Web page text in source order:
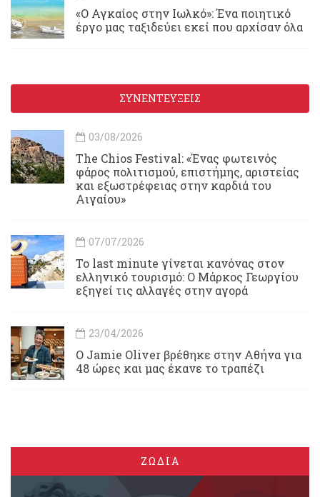
«Ο Αγκαίος στην Ιωλκό»: Ένα ποιητικό
έργο μας ταξιδεύει εκεί που αρχίσαν όλα
ΣΥΝΕΝΤΕΥΞΕΙΣ
03/08/2026
Τhe Chios Festival: «Ένας φωτεινός
φάρος πολιτισμού, επιστήμης, αριστείας
και εξωστρέφειας στην καρδιά του
Αιγαίου»
07/07/2026
Το last minute γίνεται κανόνας στον
ελληνικό τουρισμό: Ο Μάρκος Γεωργίου
εξηγεί τις αλλαγές στην αγορά
23/04/2026
Ο Jamie Oliver βρέθηκε στην Αθήνα για
48 ώρες και μας έκανε το τραπέζι
ΖΩΔΙΑ